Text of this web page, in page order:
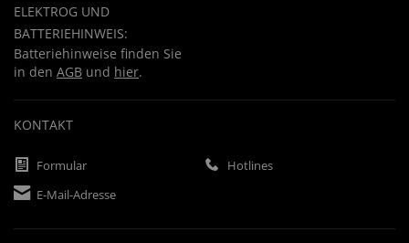
ELEKTROG UND
BATTERIEHINWEIS:
Batteriehinweise finden Sie
in den AGB und hier.
KONTAKT
Formular
Hotlines
E-Mail-Adresse